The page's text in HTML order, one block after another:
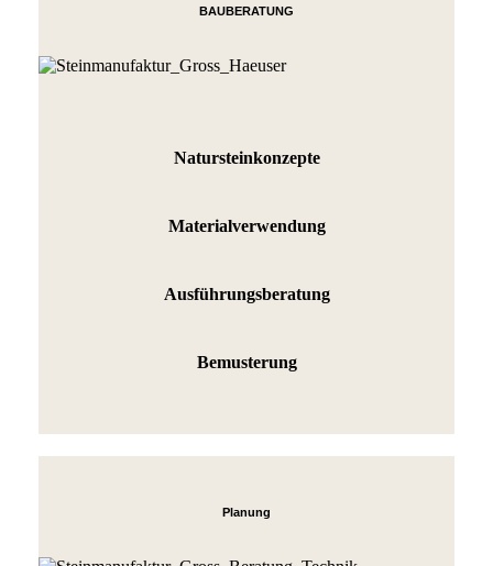
BAUBERATUNG
Natursteinkonzepte
Materialverwendung
Ausführungsberatung
Bemusterung
Planung